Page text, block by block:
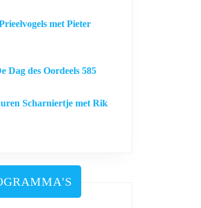
met Pieter
Dag des Oordeels 585
Scharniertje met Rik